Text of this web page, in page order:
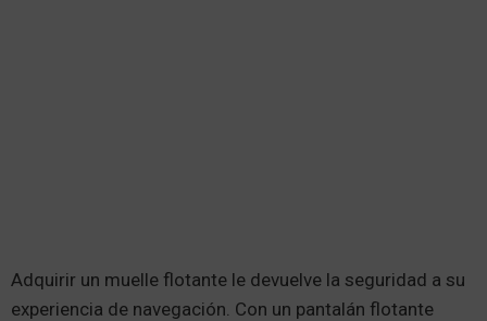
Adquirir un muelle flotante le devuelve la seguridad a su
experiencia de navegación. Con un pantalán flotante